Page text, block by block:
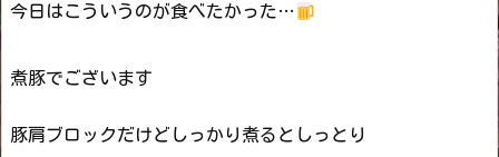
今日はこういうのが食べたかった…
煮豚でございます
豚肩ブロックだけどしっかり煮るとしっとり